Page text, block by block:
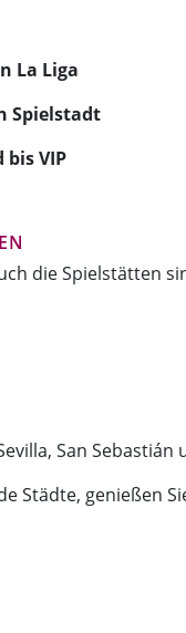
La Liga
Spielstadt
VIP
die Spielstätten
San Sebastián
Städte, genießen